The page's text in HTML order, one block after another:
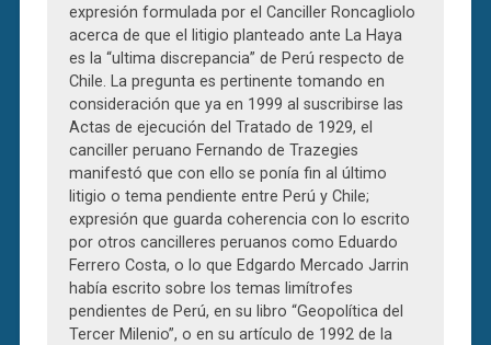
expresión formulada por el Canciller Roncagliolo
acerca de que el litigio planteado ante La Haya
es la “ultima discrepancia” de Perú respecto de
Chile. La pregunta es pertinente tomando en
consideración que ya en 1999 al suscribirse las
Actas de ejecución del Tratado de 1929, el
canciller peruano Fernando de Trazegies
manifestó que con ello se ponía fin al último
litigio o tema pendiente entre Perú y Chile;
expresión que guarda coherencia con lo escrito
por otros cancilleres peruanos como Eduardo
Ferrero Costa, o lo que Edgardo Mercado Jarrin
había escrito sobre los temas limítrofes
pendientes de Perú, en su libro “Geopolítica del
Tercer Milenio”, o en su artículo de 1992 de la